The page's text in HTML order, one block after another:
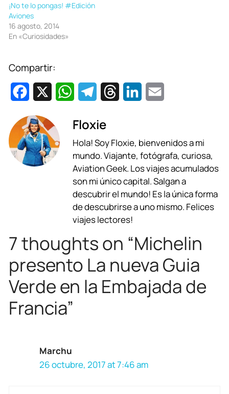
¡No te lo pongas! #Edición
Aviones
16 agosto, 2014
En «Curiosidades»
Compartir:
c
e
b
W
a
t
s
A
p
p
l
e
g
r
a
m
e
a
d
s
k
e
d
i
l
Floxie
Hola! Soy Floxie, bienvenidos a mi
mundo. Viajante, fotógrafa, curiosa,
Aviation Geek. Los viajes acumulados
son mi único capital. Salgan a
descubrir el mundo! Es la única forma
de descubrirse a uno mismo. Felices
viajes lectores!
7 thoughts on “Michelin
presento La nueva Guia
Verde en la Embajada de
Francia”
Marchu
26 octubre, 2017 at 7:46 am